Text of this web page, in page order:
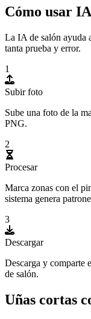
Cómo usar
La IA de salón ayuda
tanta prueba y error.
1
Subir foto
Sube una foto de la
PNG.
2
Procesar
Marca zonas con el
sistema genera
3
Descargar
Descarga y comparte
de salón.
Uñas cortas